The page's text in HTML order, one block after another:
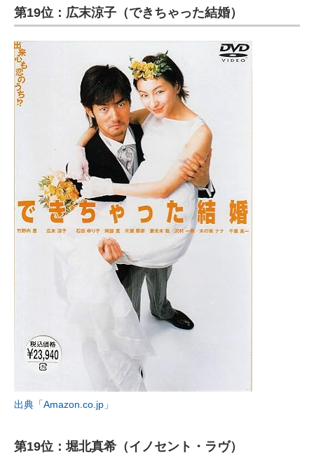
第19位：広末涼子（できちゃった結婚）
出典「Amazon.co.jp」
第19位：堀北真希（イノセント・ラヴ）